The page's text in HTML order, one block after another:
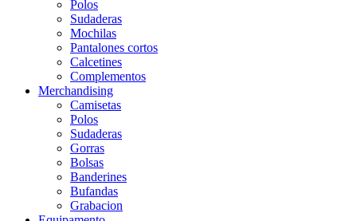
Polos
Sudaderas
Mochilas
Pantalones cortos
Calcetines
Complementos
Merchandising
Camisetas
Polos
Sudaderas
Gorras
Bolsas
Banderines
Bufandas
Grabacion